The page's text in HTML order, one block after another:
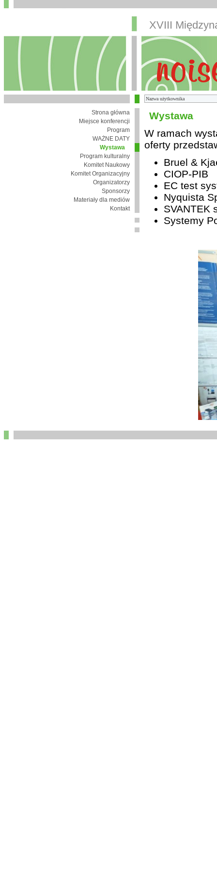
XVIII
Strona główna
Miejsce konferencji
Program
WAŻNE DATY
Wystawa
Program kulturalny
Komitet Naukowy
Komitet Organizacyjny
Organizatorzy
Sponsorzy
Materiały dla mediów
Kontakt
Wystawa
W ramach
oferty
Bruel &
CIOP-PIB
EC test
Nyquista
SVANTEK
Systemy